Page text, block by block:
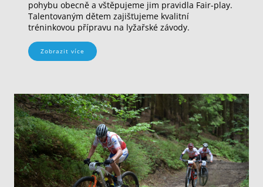
pohybu obecně a vštěpujeme jim pravidla Fair-play.
Talentovaným dětem zajišťujeme kvalitní
tréninkovou přípravu na lyžařské závody.
Zobrazit více